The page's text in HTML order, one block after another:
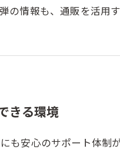
の情報も、通販を活用
きる環境
も安心のサポート体制